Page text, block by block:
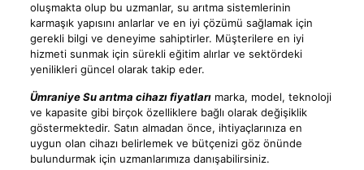
oluşmakta olup bu uzmanlar, su arıtma sistemlerinin
karmaşık yapısını anlarlar ve en iyi çözümü sağlamak için
gerekli bilgi ve deneyime sahiptirler. Müşterilere en iyi
hizmeti sunmak için sürekli eğitim alırlar ve sektördeki
yenilikleri güncel olarak takip eder.
Ümraniye Su arıtma cihazı fiyatlarımarka, model, teknoloji
ve kapasite gibi birçok özelliklere bağlı olarak değişiklik
göstermektedir. Satın almadan önce, ihtiyaçlarınıza en
uygun olan cihazı belirlemek ve bütçenizi göz önünde
bulundurmak için uzmanlarımıza danışabilirsiniz.